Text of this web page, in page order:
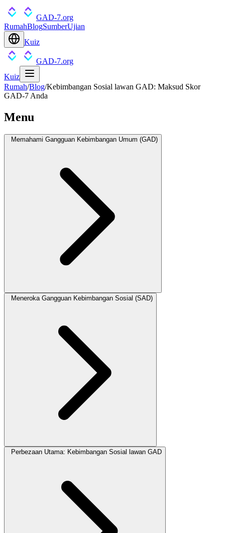
GAD-7.org
RumahBlogSumberUjian
Kuiz
GAD-7.org
Kuiz
Rumah/Blog/Kebimbangan Sosial lawan GAD: Maksud Skor
GAD-7 Anda
Menu
Memahami Gangguan Kebimbangan Umum (GAD)
Meneroka Gangguan Kebimbangan Sosial (SAD)
Perbezaan Utama: Kebimbangan Sosial lawan GAD